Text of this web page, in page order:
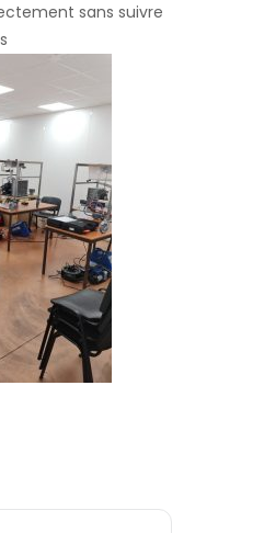
sans suivre